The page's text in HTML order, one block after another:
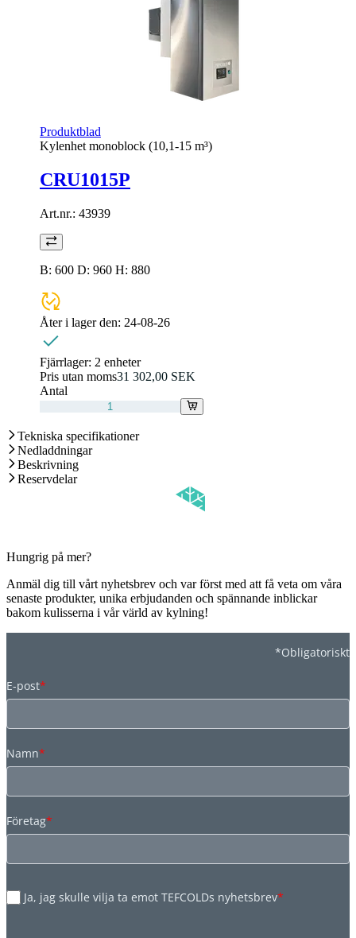
Produktblad
Kylenhet monoblock (10,1-15 m³)
CRU1015P
Art.nr.: 43939
B: 600 D: 960 H: 880
Åter i lager den: 24-08-26
Fjärrlager: 2 enheter
Pris utan moms31 302,00 SEK
Antal
Tekniska specifikationer
Nedladdningar
Beskrivning
Reservdelar
Hungrig på mer?
Anmäl dig till vårt nyhetsbrev och var först med att få veta om våra
senaste produkter, unika erbjudanden och spännande inblickar
bakom kulisserna i vår värld av kylning!
*Obligatoriskt
E-post*
Namn*
Företag*
Ja, jag skulle vilja ta emot TEFCOLDs nyhetsbrev*